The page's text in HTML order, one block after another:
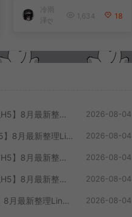
+解压即玩+简易安卓
泽ღ
1,634 18
三网H5格斗游戏【热血校园威龙H5】8月最新整理Linux手工服务端+Win一键服务端+解压即玩+简易安卓客户端+详细搭建教程 2026-08-04
三网H5射击游戏【战场小指挥H5】8月最新整理Linux手工服务端+Win一键服务端+解压即玩+简易安卓客户端+详细搭建教程 2026-08-04
三网H5模拟经营游戏【猴子集市H5】8月最新整理Linux手工服务端+Win一键服务端+解压即玩+简易安卓客户端+详细搭建教程 2026-08-04
三网H5休闲游戏【合成进化恐龙H5】8月最新整理Linux手工服务端+Win一键服务端+解压即玩+简易安卓客户端+详细搭建教程 2026-08-04
三网H5休闲游戏【脑力测试H5】8月最新整理Linux手工服务端+Win一键服务端+解压即玩+简易安卓客户端+详细搭建教程 2026-08-04